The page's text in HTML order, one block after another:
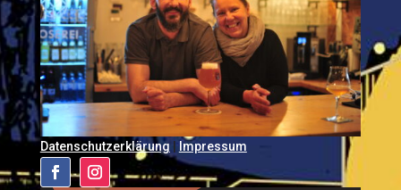
Datenschutzerklärung | Impressum